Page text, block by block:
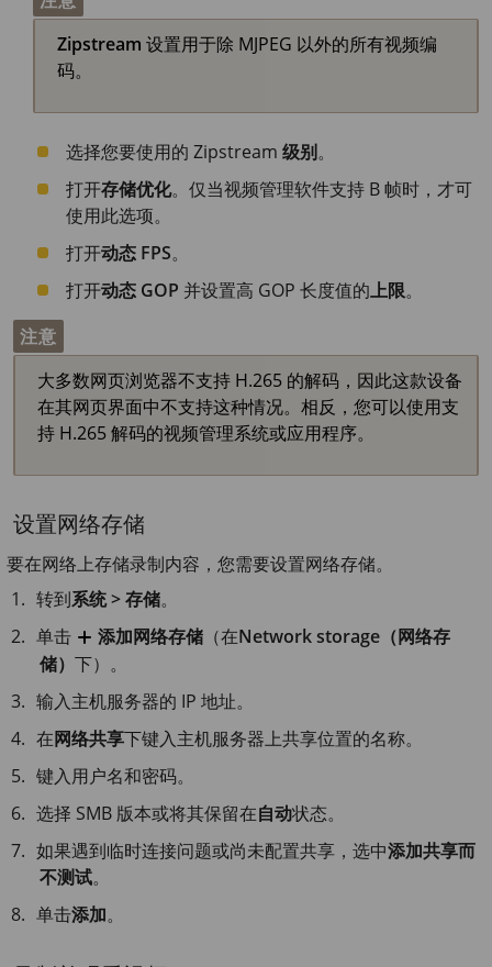
Zipstream 设置用于除 MJPEG 以外的所有视频编
码。
选择您要使用的 Zipstream 级别。
打开存储优化。仅当视频管理软件支持 B 帧时，才可
使用此选项。
打开动态 FPS。
打开动态 GOP 并设置高 GOP 长度值的上限。
注意
大多数网页浏览器不支持 H.265 的解码，因此这款设备
在其网页界面中不支持这种情况。相反，您可以使用支
持 H.265 解码的视频管理系统或应用程序。
设置网络存储
要在网络上存储录制内容，您需要设置网络存储。
转到系统 > 存储。
单击
添加网络存储 （在Network storage（网络存
储） 下）。
输入主机服务器的 IP 地址。
在网络共享下键入主机服务器上共享位置的名称。
键入用户名和密码。
选择 SMB 版本或将其保留在自动状态。
如果遇到临时连接问题或尚未配置共享，选中添加共享而
不测试。
单击添加。